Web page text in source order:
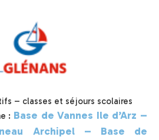
– classes et séjours scolaires
: Base de Vannes Ile d’Arz –
Archipel – Base de